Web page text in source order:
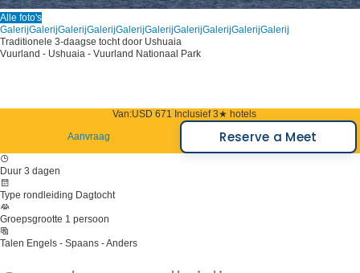
Alle foto's
GalerijGalerijGalerijGalerijGalerijGalerijGalerijGalerijGalerijGalerij
Traditionele 3-daagse tocht door Ushuaia
Vuurland - Ushuaia - Vuurland Nationaal Park
Van:USD 671 Inclusief 3★ hotels
Aanvraag
Reserve a Meet
Duur 3 dagen
Type rondleiding Dagtocht
Groepsgrootte 1 persoon
Talen Engels - Spaans - Anders